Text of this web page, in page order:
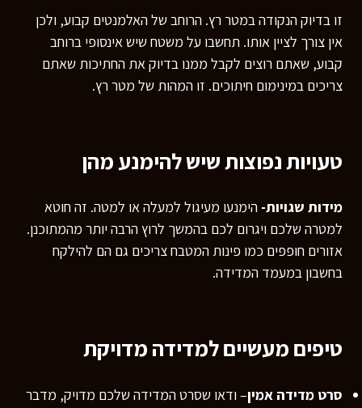
זו בדיוק הנקודה במטר רץ. הרוחב של האלמנטים קבוע, ולכן
אין צורך לציין אותו. תחשבו על משטח שיש אינסופי ברוחב
קבוע, שאתם רוצים לקבל ממנו בדיוק את החתיכות שאתם
צריכים במינימום חיתוכים. זו המהות של מטר רץ.
טעויות נפוצות שיש להימנע מהן
מידות שגויות- הימנעו מעיגול למעלה או למטה. זה חוטא
למטרה שלכם ויגרום לכם בהמשך לרוץ הרבה יותר מהמתוכנן.
אזורים חופפים כמו פינות המטבח צריכים גם הם להילקח
בחשבון במעמד המדידה.
טיפים מעשיים למדידה מדויקת
סרט מדידה אמין– ודאו שסרט המדידה שלכם מדויק, מדבר
השאירו פרטים ונחזור אליכם
בהקדם